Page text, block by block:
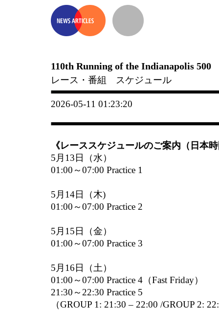
110th Running of the Indianapolis 500
レース・番組 スケジュール
2026-05-11 01:23:20
《レーススケジュールのご案内（日本
5月13日（水）
01:00～07:00 Practice 1
5月14日（木)
01:00～07:00 Practice 2
5月15日（金）
01:00～07:00 Practice 3
5月16日（土）
01:00～07:00 Practice 4（Fast Friday）
21:30～22:30 Practice 5
（GROUP 1: 21:30 – 22:00 /GROUP 2: